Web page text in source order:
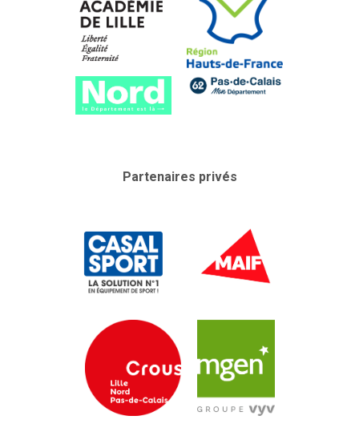
Partenaires privés